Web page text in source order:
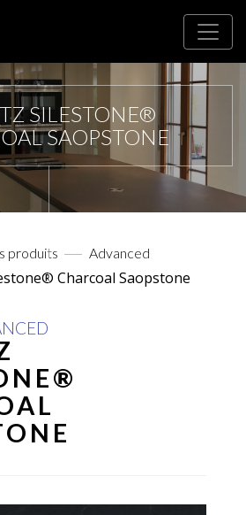
SILESTONE®
SAOPSTONE
produits Advanced
Charcoal Saopstone